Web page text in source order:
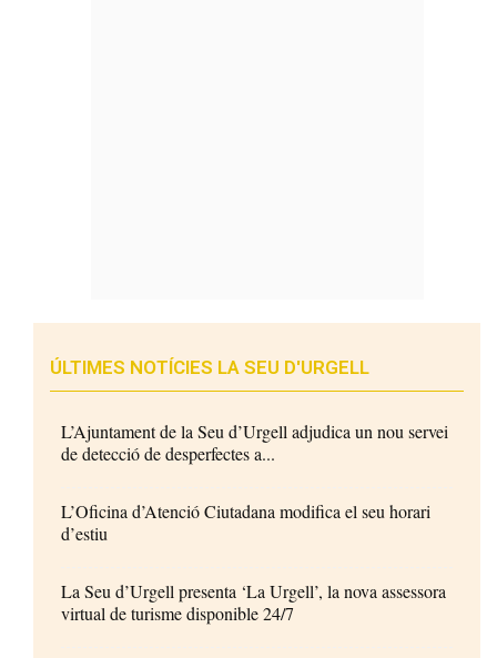
ÚLTIMES NOTÍCIES LA SEU D'URGELL
L’Ajuntament de la Seu d’Urgell adjudica un nou servei
de detecció de desperfectes a...
L’Oficina d’Atenció Ciutadana modifica el seu horari
d’estiu
La Seu d’Urgell presenta ‘La Urgell’, la nova assessora
virtual de turisme disponible 24/7